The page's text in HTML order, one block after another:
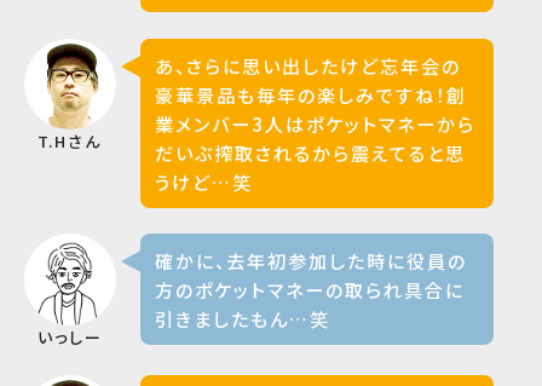
T.Hさん
あ、さらに思い出したけど忘年会の
豪華景品も毎年の楽しみですね！創
業メンバー3人はポケットマネーから
だいぶ搾取されるから震えてると思
うけど…笑
いっしー
確かに、去年初参加した時に役員の
方のポケットマネーの取られ具合に
引きましたもん…笑